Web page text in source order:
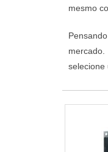
mesmo
selecione